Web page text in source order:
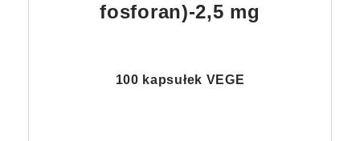
fosforan)-2,5 mg
100 kapsułek VEGE